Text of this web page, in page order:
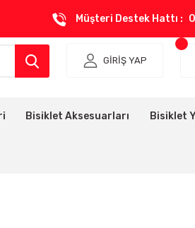
Müşteri Destek Hattı :
GİRİŞ YAP
Bisiklet Aksesuarları Bisiklet